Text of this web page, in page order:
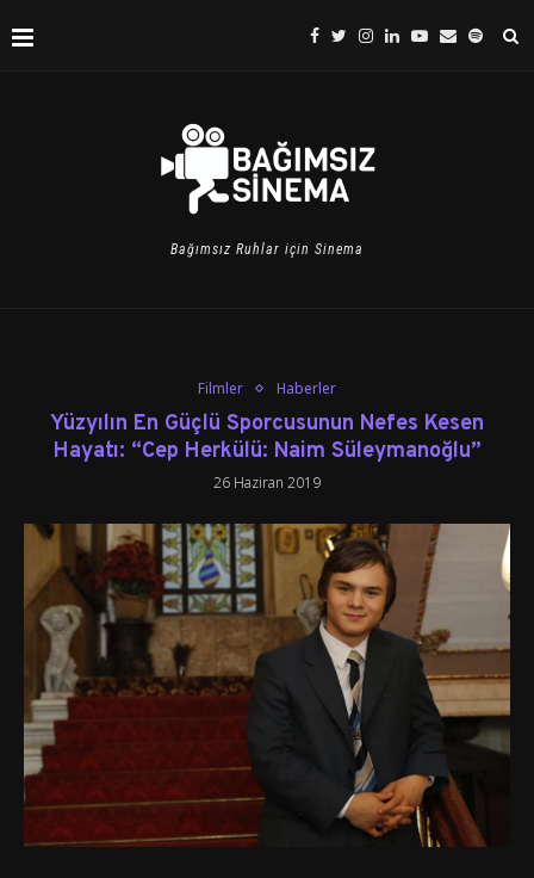
Bağımsız Ruhlar için Sinema
Filmler Haberler
Yüzyılın En Güçlü Sporcusunun Nefes Kesen
Hayatı: “Cep Herkülü: Naim Süleymanoğlu”
26 Haziran 2019